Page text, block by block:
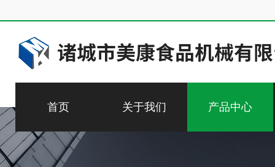
首页 关于我们 产品中心